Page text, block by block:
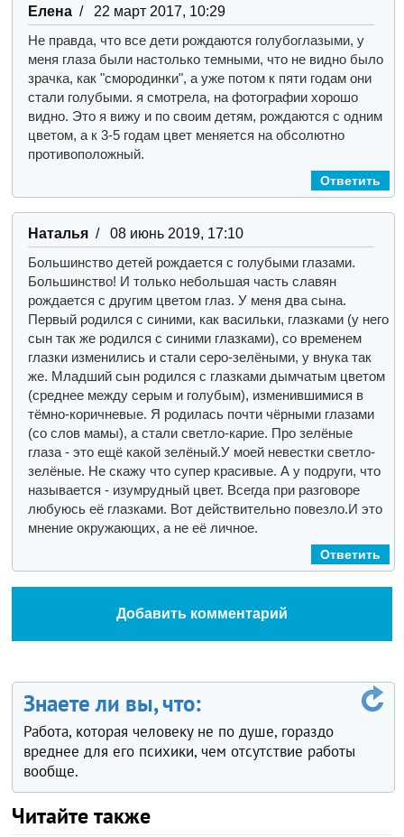
Елена/ 22 март 2017, 10:29
Не правда, что все дети рождаются голубоглазыми, у
меня глаза были настолько темными, что не видно было
зрачка, как "смородинки", а уже потом к пяти годам они
стали голубыми. я смотрела, на фотографии хорошо
видно. Это я вижу и по своим детям, рождаются с одним
цветом, а к 3-5 годам цвет меняется на обсолютно
противоположный.
Ответить
Наталья/ 08 июнь 2019, 17:10
Большинство детей рождается с голубыми глазами.
Большинство! И только небольшая часть славян
рождается с другим цветом глаз. У меня два сына.
Первый родился с синими, как васильки, глазками (у него
сын так же родился с синими глазками), со временем
глазки изменились и стали серо-зелёными, у внука так
же. Младший сын родился с глазками дымчатым цветом
(среднее между серым и голубым), изменившимися в
тёмно-коричневые. Я родилась почти чёрными глазами
(со слов мамы), а стали светло-карие. Про зелёные
глаза - это ещё какой зелёный.У моей невестки светло-
зелёные. Не скажу что супер красивые. А у подруги, что
называется - изумрудный цвет. Всегда при разговоре
любуюсь её глазками. Вот действительно повезло.И это
мнение окружающих, а не её личное.
Ответить
Добавить комментарий
Знаете ли вы, что:
Работа, которая человеку не по душе, гораздо
вреднее для его психики, чем отсутствие работы
вообще.
Читайте также